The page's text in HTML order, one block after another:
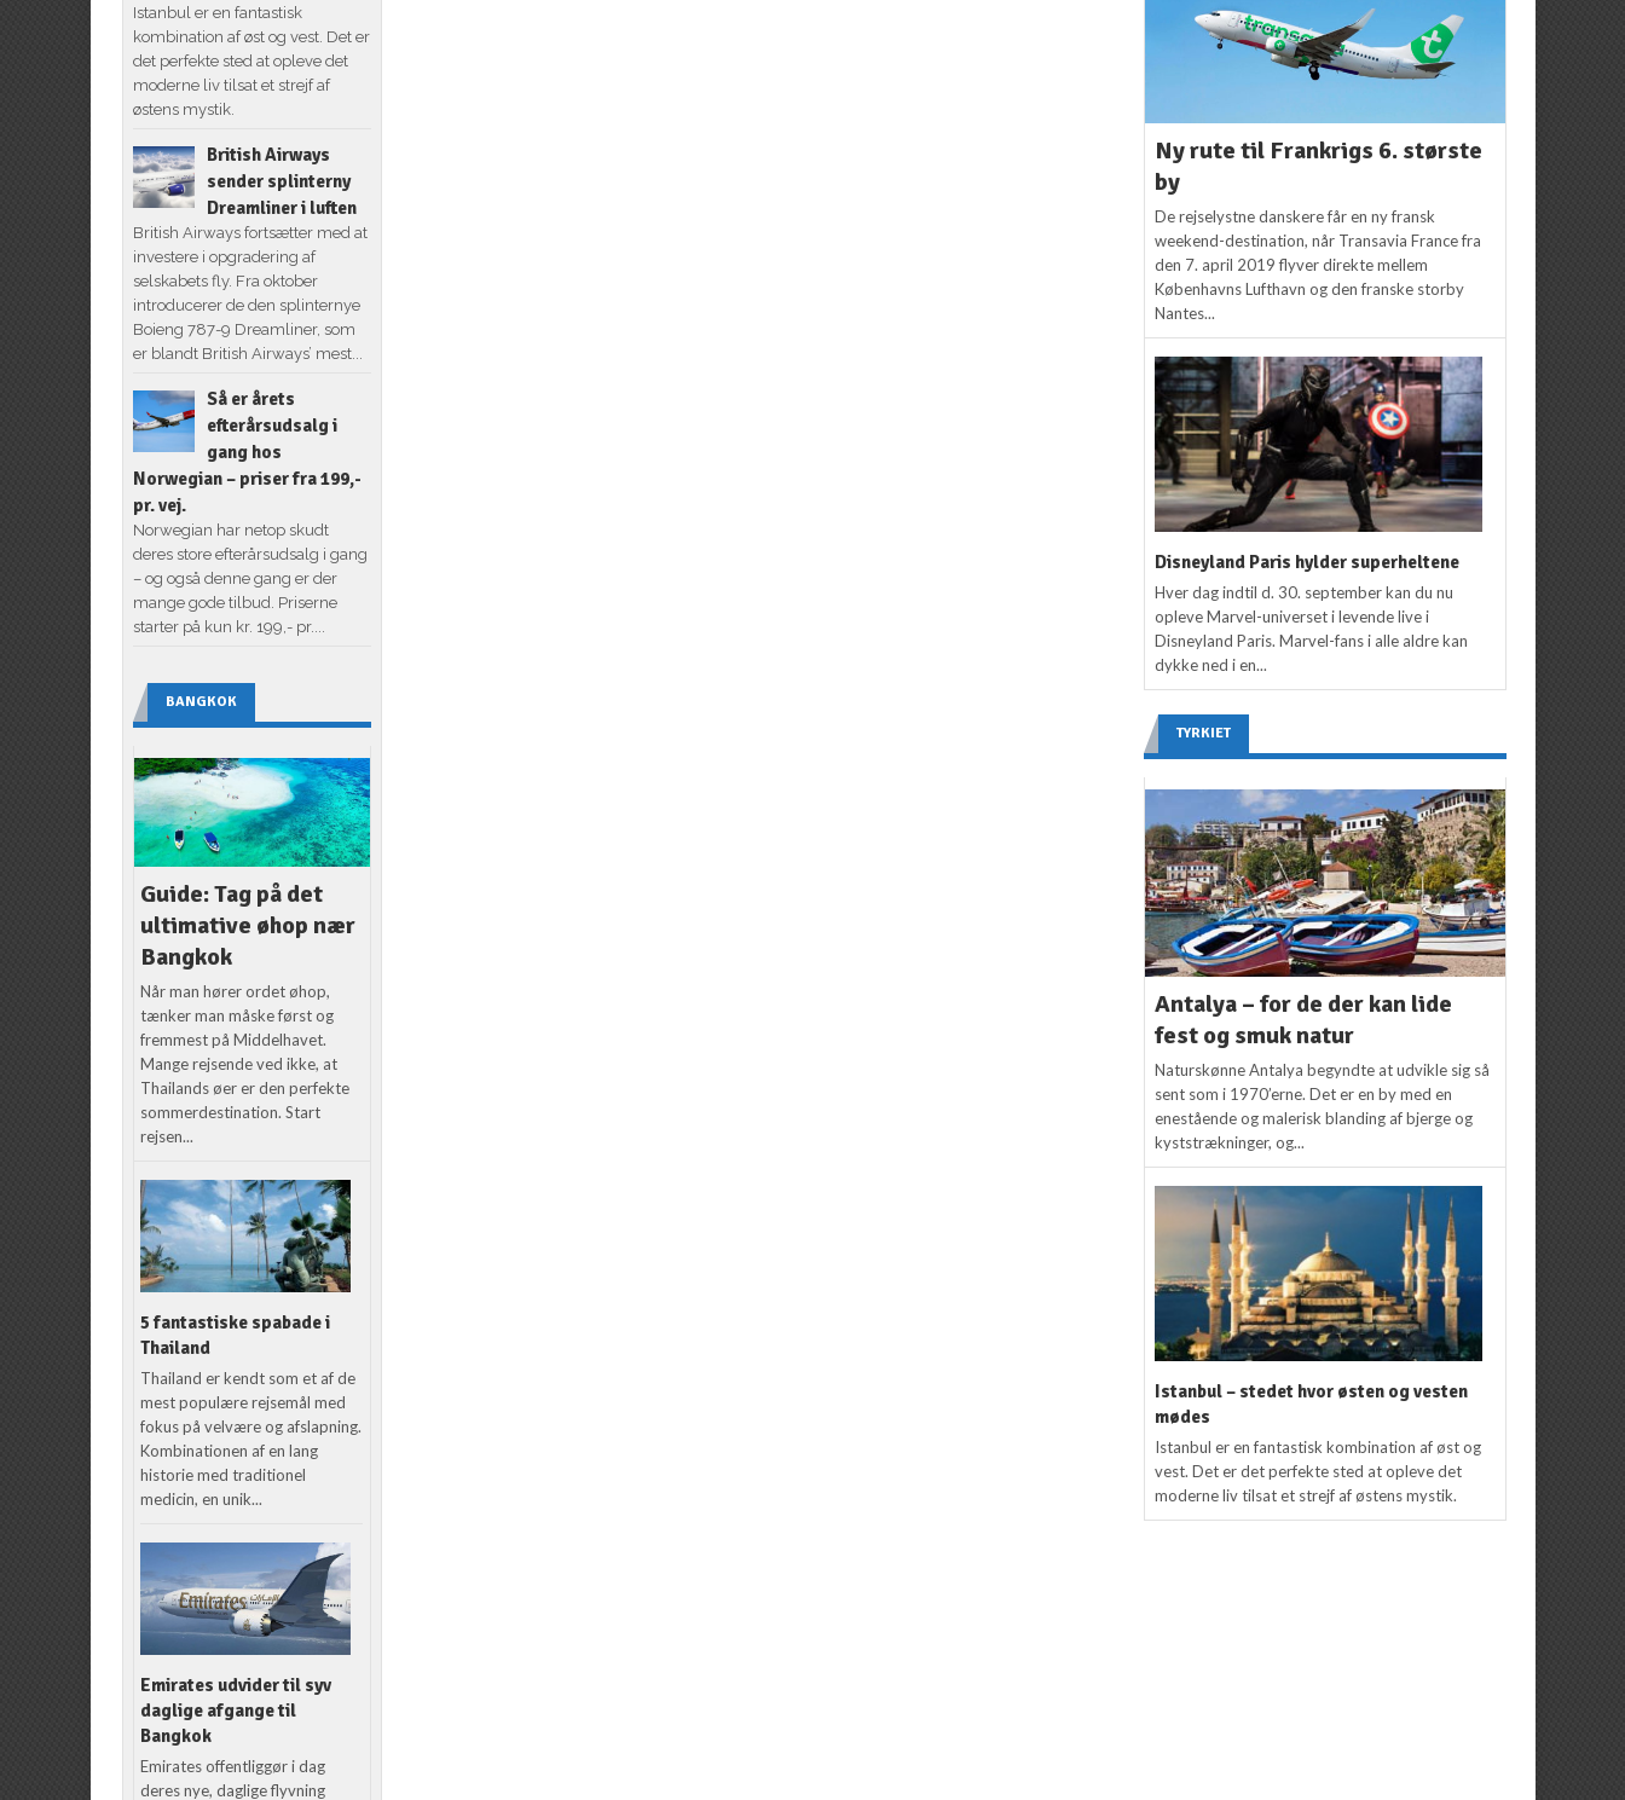
Istanbul er en fantastisk
kombination af øst og vest. Det er
det perfekte sted at opleve det
moderne liv tilsat et strejf af
østens mystik.
British Airways
sender splinterny
Dreamliner i luften
British Airways fortsætter med at
investere i opgradering af
selskabets fly. Fra oktober
introducerer de den splinternye
Boieng 787-9 Dreamliner, som
er blandt British Airways’ mest...
Så er årets
efterårsudsalg i
gang hos
Norwegian – priser fra 199,-
pr. vej.
Norwegian har netop skudt
deres store efterårsudsalg i gang
– og også denne gang er der
mange gode tilbud. Priserne
starter på kun kr. 199,- pr....
BANGKOK
Guide: Tag på det
ultimative øhop nær
Bangkok
Når man hører ordet øhop,
tænker man måske først og
fremmest på Middelhavet.
Mange rejsende ved ikke, at
Thailands øer er den perfekte
sommerdestination. Start
rejsen...
5 fantastiske spabade i
Thailand
Thailand er kendt som et af de
mest populære rejsemål med
fokus på velvære og afslapning.
Kombinationen af en lang
historie med traditionel
medicin, en unik...
Emirates udvider til syv
daglige afgange til
Bangkok
Emirates offentliggør i dag
deres nye, daglige flyvning
Ny rute til Frankrigs 6. største
by
De rejselystne danskere får en ny fransk
weekend-destination, når Transavia France fra
den 7. april 2019 flyver direkte mellem
Københavns Lufthavn og den franske storby
Nantes...
Disneyland Paris hylder superheltene
Hver dag indtil d. 30. september kan du nu
opleve Marvel-universet i levende live i
Disneyland Paris. Marvel-fans i alle aldre kan
dykke ned i en...
TYRKIET
Antalya – for de der kan lide
fest og smuk natur
Naturskønne Antalya begyndte at udvikle sig så
sent som i 1970’erne. Det er en by med en
enestående og malerisk blanding af bjerge og
kyststrækninger, og...
Istanbul – stedet hvor østen og vesten
mødes
Istanbul er en fantastisk kombination af øst og
vest. Det er det perfekte sted at opleve det
moderne liv tilsat et strejf af østens mystik.